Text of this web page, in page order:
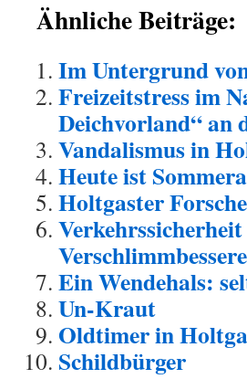
Ähnliche Beiträge:
Im Untergrund
Freizeitstress im
Deichvorland“ an
Vandalismus in
Heute ist
Holtgaster
Ein Wendehals:
Un-Kraut
Oldtimer in
Schildbürger